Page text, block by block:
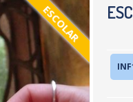
ESCOLAR